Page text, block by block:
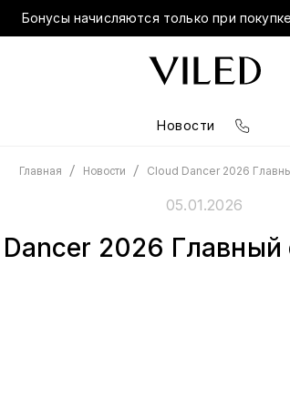
Бонусы начисляются только при
Новости
Главная / Новости / Cloud Dancer 2026
05.01.2026
2026 Главный